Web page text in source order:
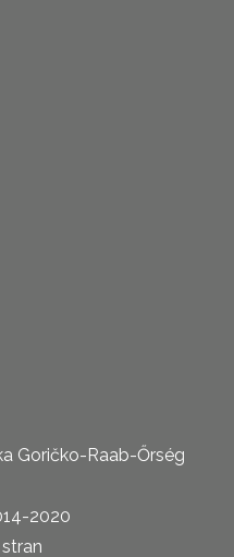
Goričko-Raab-Őrség
2020